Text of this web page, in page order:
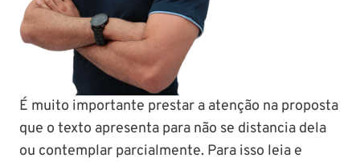
É muito importante prestar a atenção na proposta
que o texto apresenta para não se distancia dela
ou contemplar parcialmente. Para isso leia e